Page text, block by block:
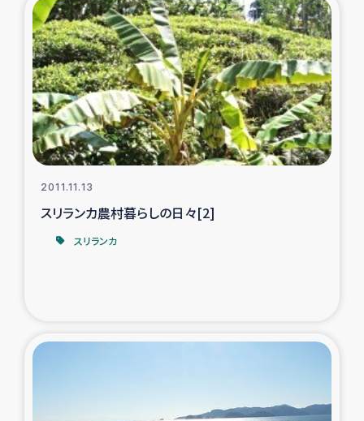
2011.11.13
スリランカ農村暮らしの日々[2]
スリランカ